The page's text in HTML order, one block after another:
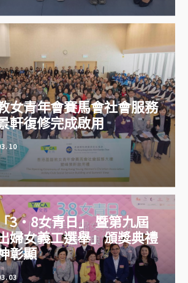
女青年會賽馬會社會服
景軒復修完成啟用
女青年會賽馬會社會服務
軒復修完成啟用
3‧8女青日」 暨第九屆
婦女義工選舉」頒獎典禮
彰顯